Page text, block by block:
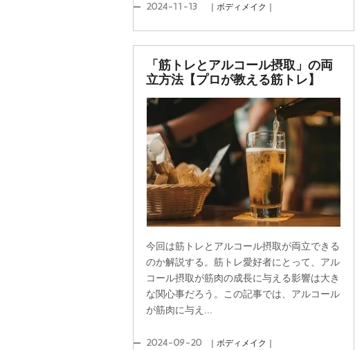
2024-11-13 ｜ボディメイク｜
「筋トレとアルコール摂取」の両
立方法【プロが教える筋トレ】
今回は筋トレとアルコール摂取が両立できる
のか解説する。筋トレ愛好者にとって、アル
コール摂取が筋肉の成長に与える影響は大き
な関心事だろう。この記事では、アルコール
が筋肉に与え...
2024-09-20 ｜ボディメイク｜